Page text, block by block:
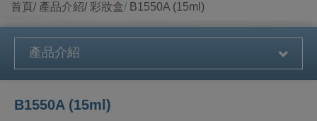
首頁 產品介紹 彩妝盒 B1550A (15ml)
產品介紹
B1550A (15ml)